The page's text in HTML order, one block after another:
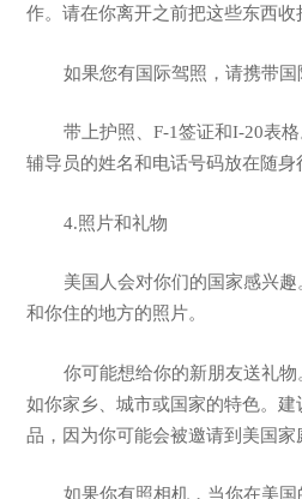
作。请在你离开之前把这些东西收
如果您有国际驾照，请携带国
带上护照、F-1签证和I-20表
辅导员的姓名和电话号码放在随身
4.照片和礼物
美国人会对你们的国家感兴
和你住的地方的照片。
你可能想给你的新朋友送礼
如你家乡、城市或国家的特色。
品，因为你可能会被邀请到美国家
如果你有照相机，当你在美